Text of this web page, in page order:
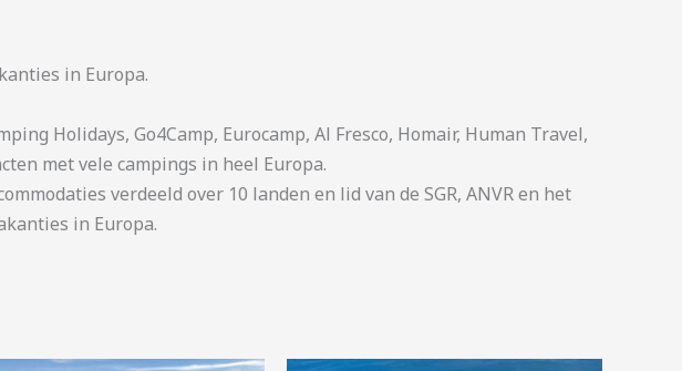
in Europa.
Holidays, Go4Camp, Eurocamp, Al Fresco, Homair, Human Travel,
met vele campings in heel Europa.
verdeeld over 10 landen en lid van de SGR, ANVR en het
in Europa.